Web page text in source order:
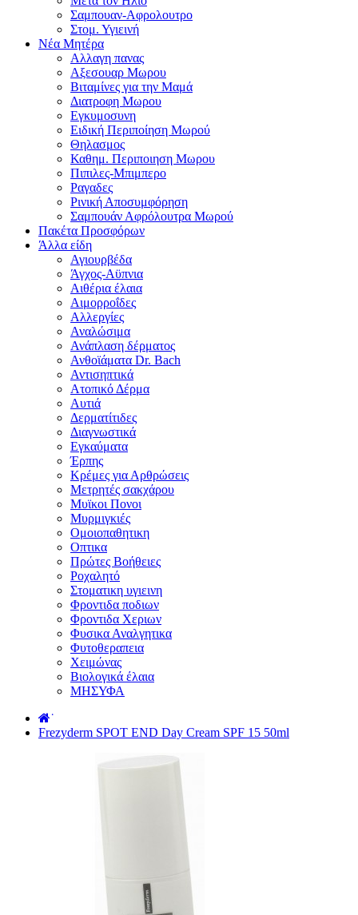
Σαμπουαν-Αφρολουτρο
Στομ. Υγιεινή
Νέα Μητέρα
Αλλαγη πανας
Αξεσουαρ Μωρου
Βιταμίνες για την Μαμά
Διατροφη Μωρου
Εγκυμοσυνη
Ειδική Περιποίηση Μωρού
Θηλασμος
Καθημ. Περιποιηση Μωρου
Πιπιλες-Μπιμπερο
Ραγαδες
Ρινική Αποσυμφόρηση
Σαμπουάν Αφρόλουτρα Μωρού
Πακέτα Προσφόρων
Άλλα είδη
Αγιουρβέδα
Άγχος-Αϋπνια
Αιθέρια έλαια
Αιμορροΐδες
Αλλεργίες
Αναλώσιμα
Ανάπλαση δέρματος
Ανθοϊάματα Dr. Bach
Αντισηπτικά
Ατοπικό Δέρμα
Αυτιά
Δερματίτιδες
Διαγνωστικά
Εγκαύματα
Έρπης
Κρέμες για Αρθρώσεις
Μετρητές σακχάρου
Μυϊκοι Πονοι
Μυρμιγκιές
Ομοιοπαθητικη
Οπτικα
Πρώτες Βοήθειες
Ροχαλητό
Στοματικη υγιεινη
Φροντιδα ποδιων
Φροντιδα Χεριων
Φυσικα Αναλγητικα
Φυτοθεραπεια
Χειμώνας
Βιολογικά έλαια
ΜΗΣΥΦΑ
˙
Frezyderm SPOT END Day Cream SPF 15 50ml